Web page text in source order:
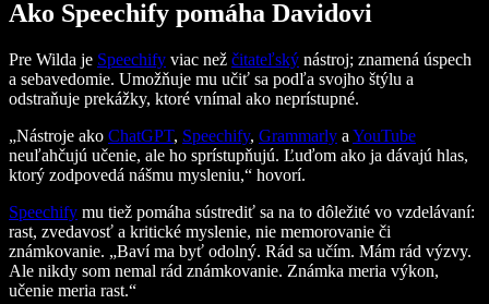
Ako Speechify pomáha Davidovi
Pre Wilda je Speechify viac než čitateľský nástroj; znamená úspech
a sebavedomie. Umožňuje mu učiť sa podľa svojho štýlu a
odstraňuje prekážky, ktoré vnímal ako neprístupné.
„Nástroje ako ChatGPT, Speechify, Grammarly a YouTube
neuľahčujú učenie, ale ho sprístupňujú. Ľuďom ako ja dávajú hlas,
ktorý zodpovedá nášmu mysleniu,“ hovorí.
Speechify mu tiež pomáha sústrediť sa na to dôležité vo vzdelávaní:
rast, zvedavosť a kritické myslenie, nie memorovanie či
známkovanie. „Baví ma byť odolný. Rád sa učím. Mám rád výzvy.
Ale nikdy som nemal rád známkovanie. Známka meria výkon,
učenie meria rast.“